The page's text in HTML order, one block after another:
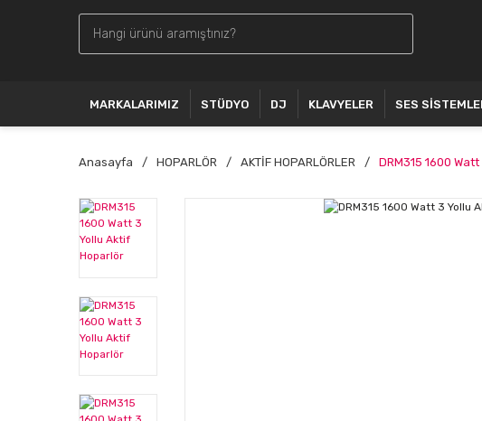
MARKALARIMIZ STÜDYO DJ KLAVYELER SES
Anasayfa HOPARLÖR AKTİF HOPARLÖRLER DRM315 1600